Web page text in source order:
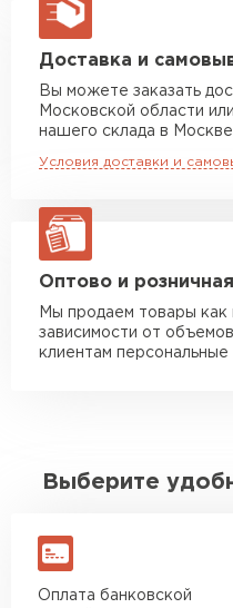
макс. длина груза 13,5
Манипулятор до 5 тн
Манипулятор до 10 тн
макс. длина груза 8 м
макс. длина груза 13,5
Доставка и
Вы можете заказать
Московской области
нашего склада в Москве
Условия доставки и
Оптово и
Мы продаем товары как
зависимости от
клиентам персональные
Выберите
Оплата банковской